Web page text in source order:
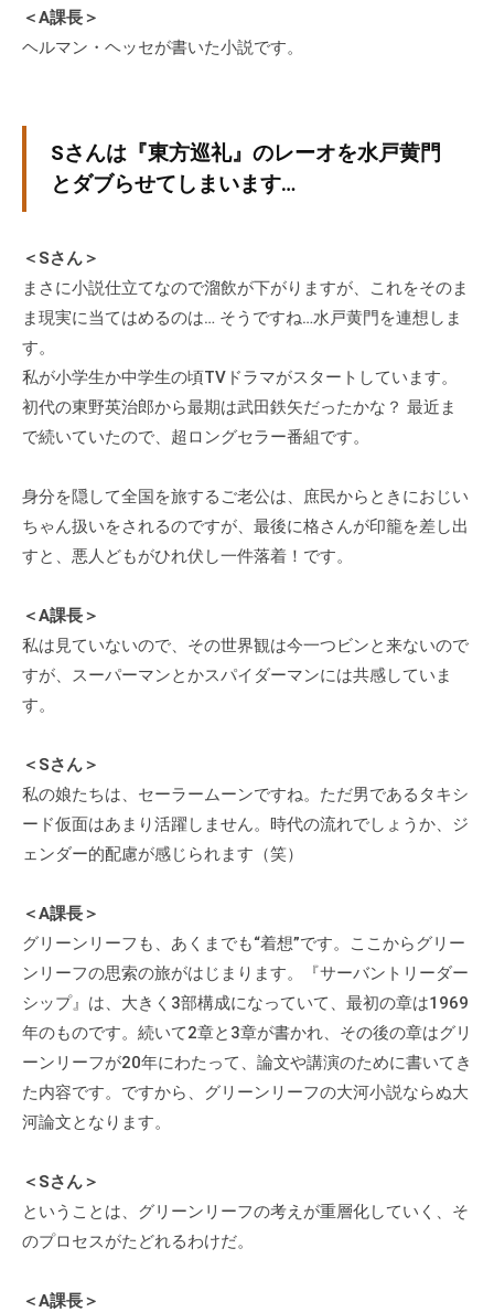
＜A課長＞
ヘルマン・ヘッセが書いた小説です。
Sさんは『東方巡礼』のレーオを水戸黄門
とダブらせてしまいます…
＜Sさん＞
まさに小説仕立てなので溜飲が下がりますが、これをそのま
ま現実に当てはめるのは… そうですね…水戸黄門を連想しま
す。
私が小学生か中学生の頃TVドラマがスタートしています。
初代の東野英治郎から最期は武田鉄矢だったかな？ 最近ま
で続いていたので、超ロングセラー番組です。
身分を隠して全国を旅するご老公は、庶民からときにおじい
ちゃん扱いをされるのですが、最後に格さんが印籠を差し出
すと、悪人どもがひれ伏し一件落着！です。
＜A課長＞
私は見ていないので、その世界観は今一つビンと来ないので
すが、スーパーマンとかスパイダーマンには共感していま
す。
＜Sさん＞
私の娘たちは、セーラームーンですね。ただ男であるタキシ
ード仮面はあまり活躍しません。時代の流れでしょうか、ジ
ェンダー的配慮が感じられます（笑）
＜A課長＞
グリーンリーフも、あくまでも“着想”です。ここからグリー
ンリーフの思索の旅がはじまります。『サーバントリーダー
シップ』は、大きく3部構成になっていて、最初の章は1969
年のものです。続いて2章と3章が書かれ、その後の章はグリ
ーンリーフが20年にわたって、論文や講演のために書いてき
た内容です。ですから、グリーンリーフの大河小説ならぬ大
河論文となります。
＜Sさん＞
ということは、グリーンリーフの考えが重層化していく、そ
のプロセスがたどれるわけだ。
＜A課長＞